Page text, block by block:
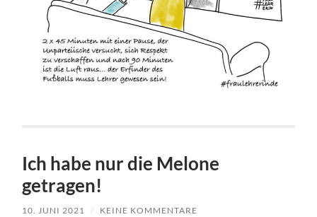
Ich habe nur die Melone
getragen!
10. JUNI 2021 / KEINE KOMMENTARE